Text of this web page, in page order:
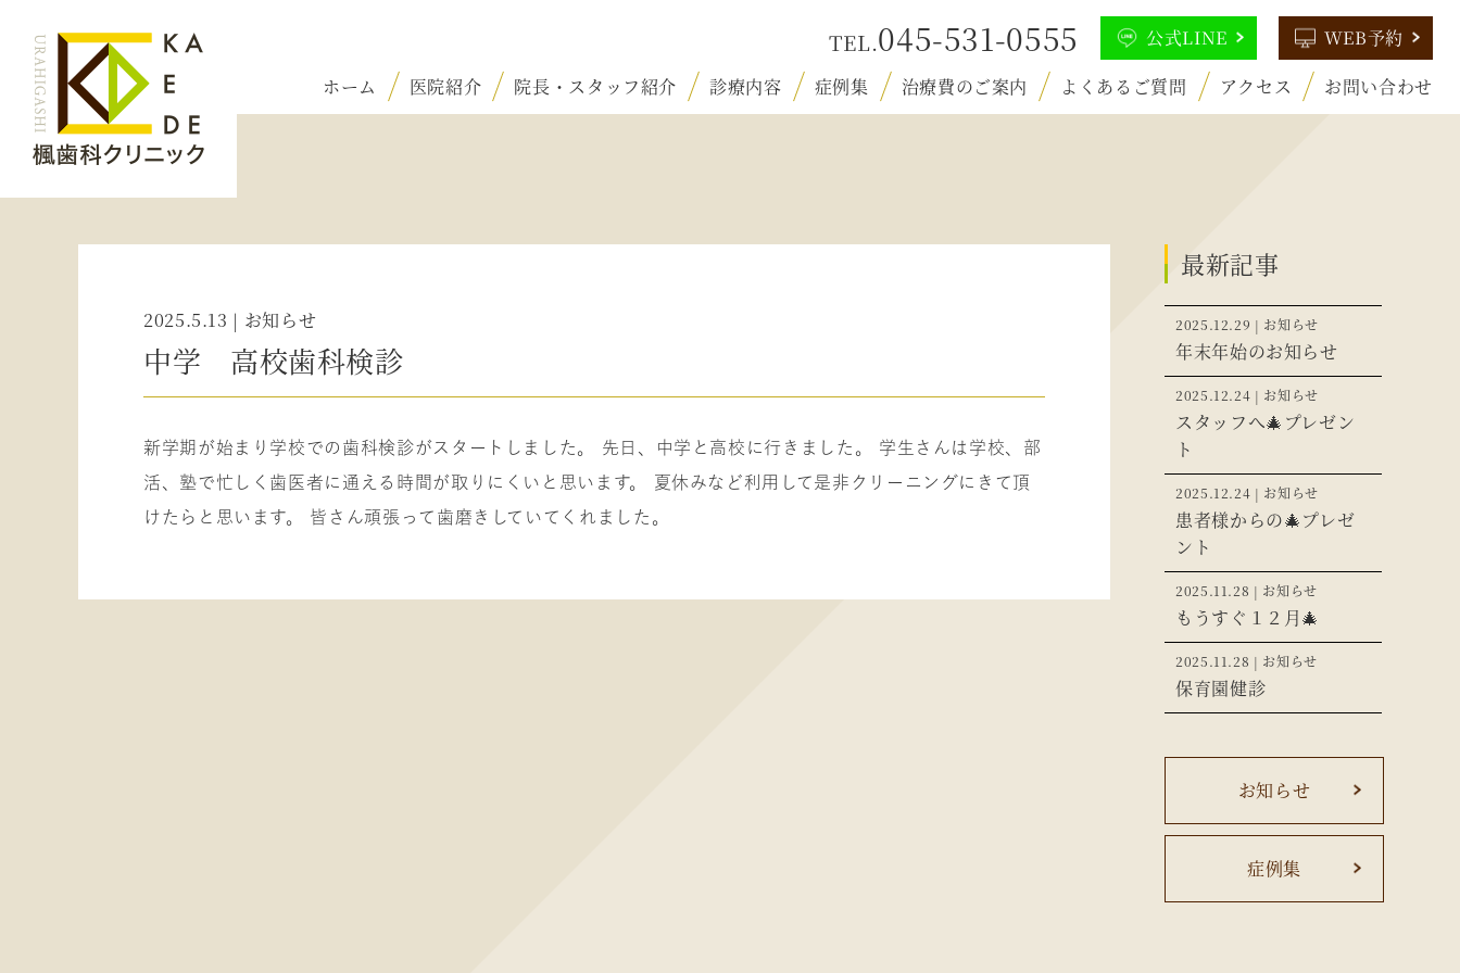
045-531-0555 公式LINE
WEB予約
ホーム
医院紹介 院長・スタッフ紹介 診療内容
根管治療
矯正歯科
予防歯科
顎関節症・スポーツをする方へ
症例集 治療費のご案内 よくあるご質問 アクセス お問い合わせ
2025.5.13 | お知らせ
中学 高校歯科検診
新学期が始まり学校での歯科検診がスタートしました。 先日、中学と高校に行きました。 学生さんは学校、部
活、塾で忙しく歯医者に通える時間が取りにくいと思います。 夏休みなど利用して是非クリーニングにきて頂
けたらと思います。 皆さん頑張って歯磨きしていてくれました。
最新記事
2025.12.29 | お知らせ
年末年始のお知らせ
2025.12.24 | お知らせ
スタッフへ🎄プレゼン
ト
2025.12.24 | お知らせ
患者様からの🎄プレゼ
ント
2025.11.28 | お知らせ
もうすぐ１２月🎄
2025.11.28 | お知らせ
保育園健診
お知らせ
症例集